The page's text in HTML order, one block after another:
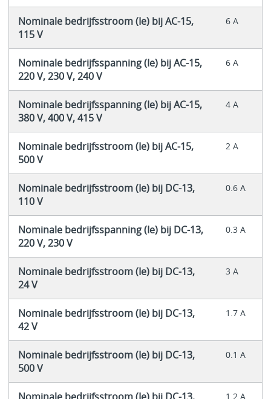
Nominale bedrijfsstroom (Ie) bij AC-15,
115 V
6 A
Nominale bedrijfsspanning (Ie) bij AC-15,
220 V, 230 V, 240 V
6 A
Nominale bedrijfsspanning (Ie) bij AC-15,
380 V, 400 V, 415 V
4 A
Nominale bedrijfsstroom (Ie) bij AC-15,
500 V
2 A
Nominale bedrijfsstroom (Ie) bij DC-13,
110 V
0.6 A
Nominale bedrijfsspanning (Ie) bij DC-13,
220 V, 230 V
0.3 A
Nominale bedrijfsstroom (Ie) bij DC-13,
24 V
3 A
Nominale bedrijfsstroom (Ie) bij DC-13,
42 V
1.7 A
Nominale bedrijfsstroom (Ie) bij DC-13,
500 V
0.1 A
1.2 A